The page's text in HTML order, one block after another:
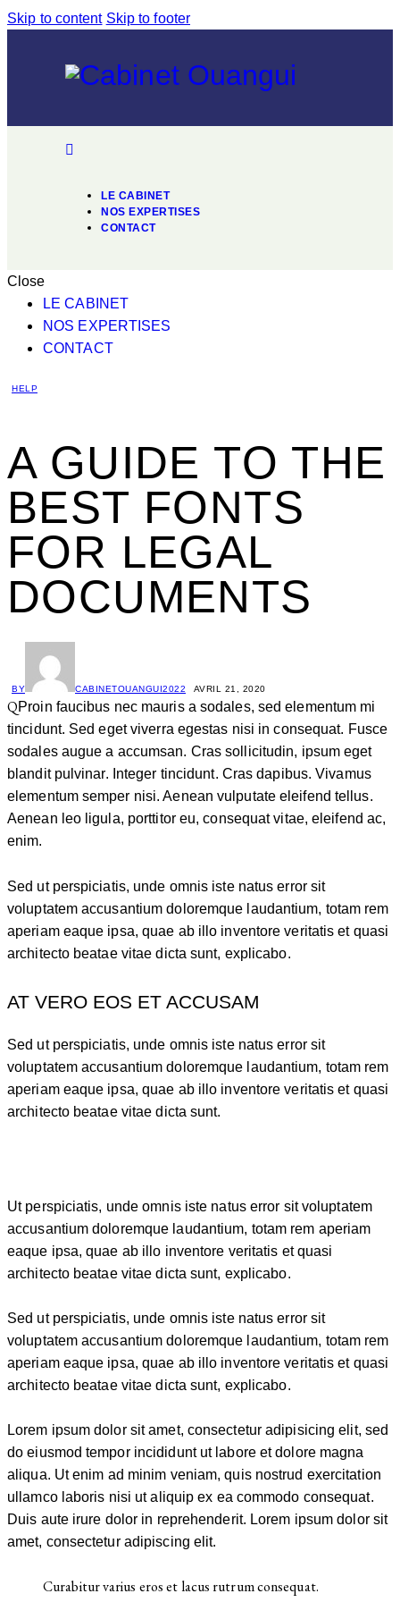
Skip to content Skip to footer
LE CABINET
NOS EXPERTISES
CONTACT
Close
LE CABINET
NOS EXPERTISES
CONTACT
HELP
A GUIDE TO THE
BEST FONTS
FOR LEGAL
DOCUMENTS
BY CABINETOUANGUI2022 AVRIL 21, 2020
QProin faucibus nec mauris a sodales, sed elementum mi
tincidunt. Sed eget viverra egestas nisi in consequat. Fusce
sodales augue a accumsan. Cras sollicitudin, ipsum eget
blandit pulvinar. Integer tincidunt. Cras dapibus. Vivamus
elementum semper nisi. Aenean vulputate eleifend tellus.
Aenean leo ligula, porttitor eu, consequat vitae, eleifend ac,
enim.
Sed ut perspiciatis, unde omnis iste natus error sit
voluptatem accusantium doloremque laudantium, totam rem
aperiam eaque ipsa, quae ab illo inventore veritatis et quasi
architecto beatae vitae dicta sunt, explicabo.
AT VERO EOS ET ACCUSAM
Sed ut perspiciatis, unde omnis iste natus error sit
voluptatem accusantium doloremque laudantium, totam rem
aperiam eaque ipsa, quae ab illo inventore veritatis et quasi
architecto beatae vitae dicta sunt.
Ut perspiciatis, unde omnis iste natus error sit voluptatem
accusantium doloremque laudantium, totam rem aperiam
eaque ipsa, quae ab illo inventore veritatis et quasi
architecto beatae vitae dicta sunt, explicabo.
Sed ut perspiciatis, unde omnis iste natus error sit
voluptatem accusantium doloremque laudantium, totam rem
aperiam eaque ipsa, quae ab illo inventore veritatis et quasi
architecto beatae vitae dicta sunt, explicabo.
Lorem ipsum dolor sit amet, consectetur adipisicing elit, sed
do eiusmod tempor incididunt ut labore et dolore magna
aliqua. Ut enim ad minim veniam, quis nostrud exercitation
ullamco laboris nisi ut aliquip ex ea commodo consequat.
Duis aute irure dolor in reprehenderit. Lorem ipsum dolor sit
amet, consectetur adipiscing elit.
Curabitur varius eros et lacus rutrum consequat.